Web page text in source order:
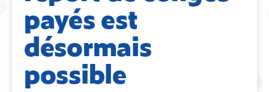
payés est
désormais
possible